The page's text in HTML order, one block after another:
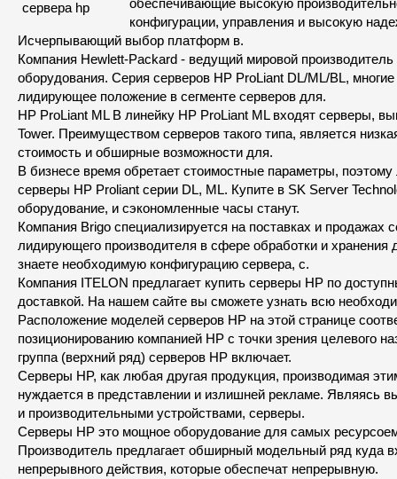
обеспечивающие высокую
конфигурации, управления и высокую
Исчерпывающий выбор платформ в.
Компания Hewlett-Packard - ведущий мировой производитель
оборудования. Серия серверов HP ProLiant DL/ML/BL,
лидирующее положение в сегменте серверов для.
HP ProLiant ML В линейку HP ProLiant ML входят серверы,
Tower. Преимуществом серверов такого типа, является
стоимость и обширные возможности для.
В бизнесе время обретает стоимостные параметры,
серверы HP Proliant серии DL, ML. Купите в SK Server
оборудование, и сэкономленные часы станут.
Компания Brigo специализируется на поставках и продажах
лидирующего производителя в сфере обработки и
знаете необходимую конфигурацию сервера, с.
Компания ITELON предлагает купить серверы HP по
доставкой. На нашем сайте вы сможете узнать всю
Расположение моделей серверов HP на этой странице
позиционированию компанией HP с точки зрения целевого
группа (верхний ряд) серверов HP включает.
Серверы HP, как любая другая продукция, производимая
нуждается в представлении и излишней рекламе. Являясь
и производительными устройствами, серверы.
Серверы HP это мощное оборудование для самых
Производитель предлагает обширный модельный ряд куда
непрерывного действия, которые обеспечат непрерывную.